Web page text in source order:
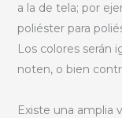
a la de tela; por
poliéster para
Los colores serán
noten, o bien
Existe una amplia